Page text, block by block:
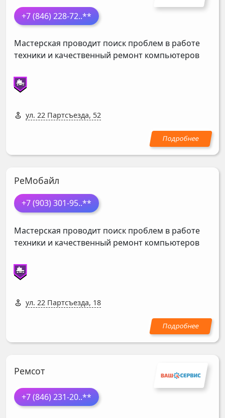
+7 (846) 228-72..**
Мастерская проводит поиск проблем в работе
техники и качественный ремонт компьютеров
ул. 22 Партсъезда, 52
РеМобайл
+7 (903) 301-95..**
Мастерская проводит поиск проблем в работе
техники и качественный ремонт компьютеров
ул. 22 Партсъезда, 18
Ремсот
+7 (846) 231-20..**